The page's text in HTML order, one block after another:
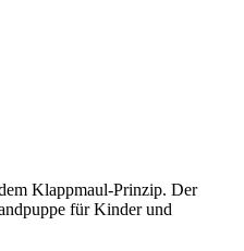
Klappmaul-Prinzip. Der
für Kinder und